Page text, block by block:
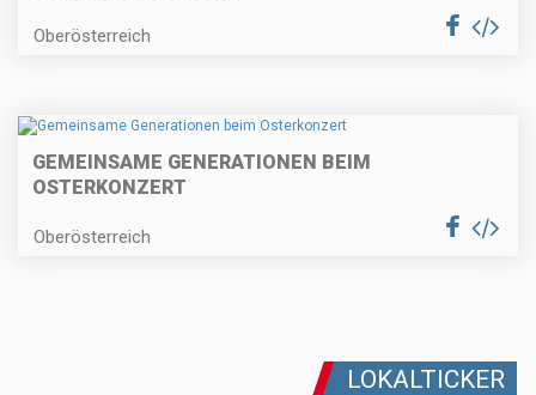
Oberösterreich
GEMEINSAME GENERATIONEN BEIM
OSTERKONZERT
Oberösterreich
LOKALTICKER